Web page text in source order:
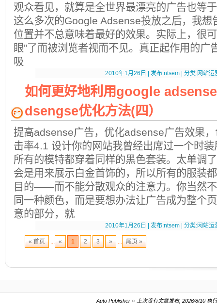
观众看见，就算是全世界最漂亮的广告也等
这么多次的Google Adsense投放之后，我想
位置并不总意味着最好的效果。实际上，很
眼”了而被浏览者视而不见。真正起作用的广
吸
2010年1月26日 | 发布:ntsem | 分类:网站运
如何更好地利用google
dsengse优化方法(四）
提高adsense广告，优化adsense广告效果
击率4.1 设计你的网站我曾经出席过一个时
所有的模特都穿着同样的黑色套装。太单调
会是用来展示白金首饰的，所以所有的服装
目的——而不能分散观众的注意力。你当然
同一种颜色，而是要想办法让广告成为整个
意的部分，就
2010年1月26日 | 发布:ntsem | 分类:网站运
« 首页 ... « 1 2 3 » ... 尾页 »
Auto Publisher ○ 上次没有文章发布, 2026/8/10 执